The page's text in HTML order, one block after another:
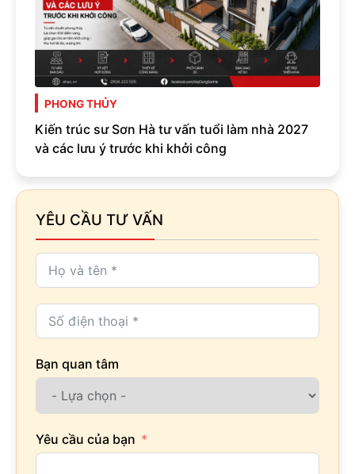
PHONG THỦY
Kiến trúc sư Sơn Hà tư vấn tuổi làm nhà 2027
và các lưu ý trước khi khởi công
YÊU CẦU TƯ VẤN
Bạn quan tâm
Yêu cầu của bạn